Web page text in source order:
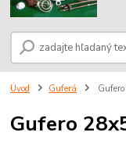
Úvod Guferá
Gufero